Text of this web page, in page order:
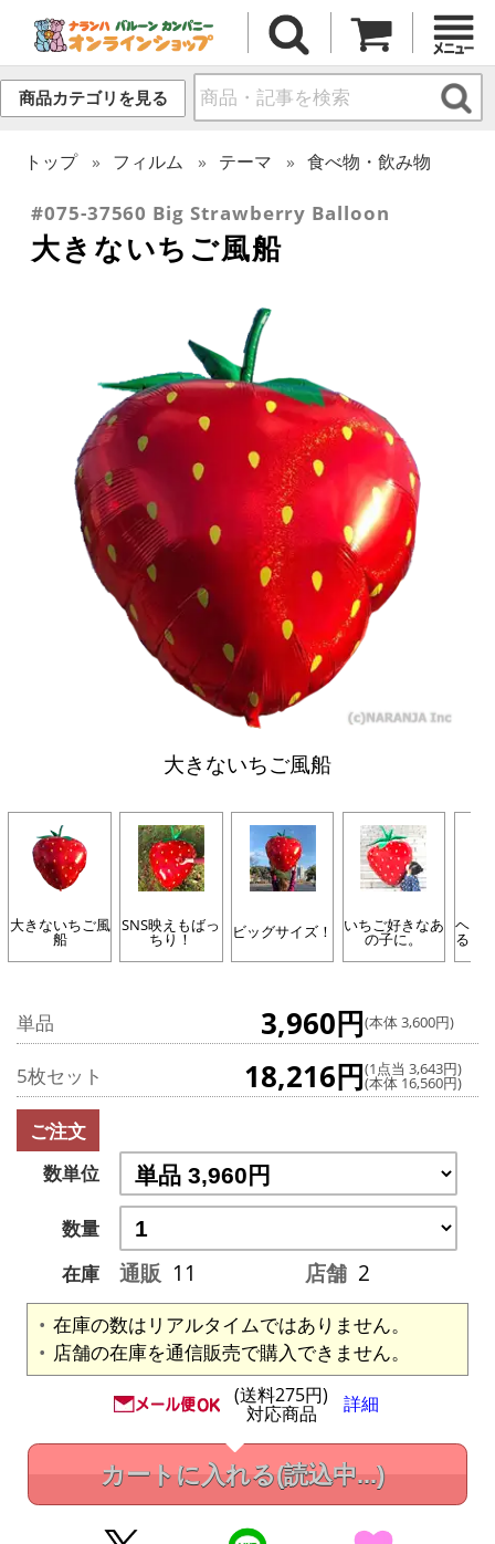
商品カテゴリを見る
トップ フィルム テーマ 食べ物・飲み物
#075-37560 Big Strawberry Balloon
大きないちご風船
大きないちご風船
大きないちご風
船
SNS映えもばっ
ちり！ ビッグサイズ！ いちご好きなあ
の子に。
ヘリ
ると
単品 3,960円(本体 3,600円)
5枚セット 18,216円(1点当 3,643円)
(本体 16,560円)
ご注文
数単位
数量
在庫
通販 11 店舗 2
在庫の数はリアルタイムではありません。
店舗の在庫を通信販売で購入できません。
(送料275円)
対応商品 詳細
カートに入れる(読込中...)